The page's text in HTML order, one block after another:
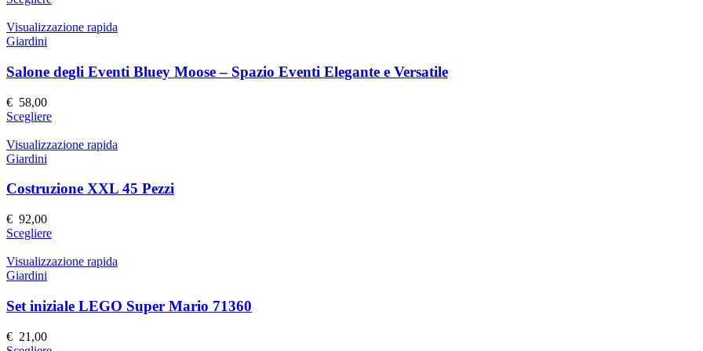
scelte
nella
pagina
prodotto
ha
Le
opzioni
scelte
nella
pagina
prodotto
Visualizzazione rapida
Giardini
Salone degli Eventi Bluey Moose – Spazio Eventi Elegante e Versatile
€ 58,00
ScegliereQuesto
ha
Le
scelte
nella
pagina
prodotto
Visualizzazione rapida
Giardini
Costruzione XXL 45 Pezzi
€ 92,00
ScegliereQuesto
ha
Le
opzioni
Visualizzazione rapida
Giardini
Set iniziale LEGO Super Mario 71360
€ 21,00